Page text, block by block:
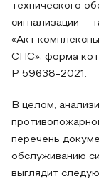
технического
сигнализации –
«Акт
СПС», форма
Р 59638-2021.
В целом,
перечень
обслуживанию
выглядит